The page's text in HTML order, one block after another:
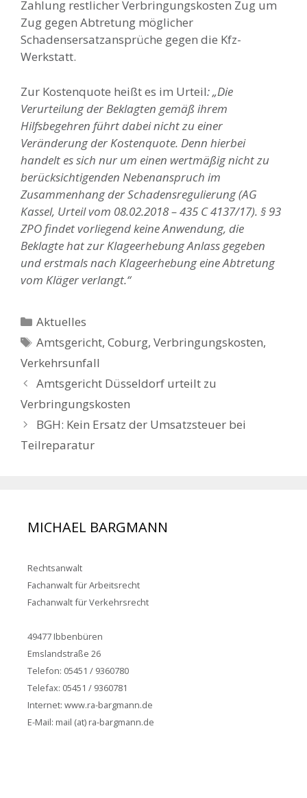
Zahlung restlicher Verbringungskosten Zug um
Zug gegen Abtretung möglicher
Schadensersatzansprüche gegen die Kfz-
Werkstatt.
Zur Kostenquote heißt es im Urteil: „Die
Verurteilung der Beklagten gemäß ihrem
Hilfsbegehren führt dabei nicht zu einer
Veränderung der Kostenquote. Denn hierbei
handelt es sich nur um einen wertmäßig nicht zu
berücksichtigenden Nebenanspruch im
Zusammenhang der Schadensregulierung (AG
Kassel, Urteil vom 08.02.2018 – 435 C 4137/17). § 93
ZPO findet vorliegend keine Anwendung, die
Beklagte hat zur Klageerhebung Anlass gegeben
und erstmals nach Klageerhebung eine Abtretung
vom Kläger verlangt.“
Kategorien
Aktuelles
Schlagwörter
Amtsgericht,Coburg,Verbringungskosten,
Verkehrsunfall
Amtsgericht Düsseldorf urteilt zu
Verbringungskosten
BGH: Kein Ersatz der Umsatzsteuer bei
Teilreparatur
MICHAEL BARGMANN
Rechtsanwalt
Fachanwalt für Arbeitsrecht
Fachanwalt für Verkehrsrecht
49477 Ibbenbüren
Emslandstraße 26
Telefon: 05451 / 9360780
Telefax: 05451 / 9360781
Internet: www.ra-bargmann.de
E-Mail: mail (at) ra-bargmann.de